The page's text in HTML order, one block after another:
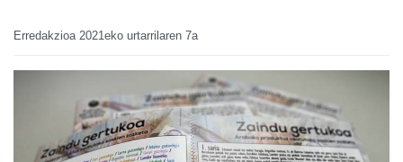
Erredakzioa 2021eko urtarrilaren 7a